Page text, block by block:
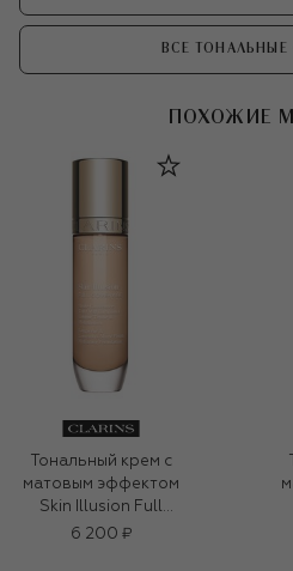
ВСЕ ТОНАЛЬНЫЕ
ПОХОЖИЕ
Тональный крем с
матовым эффектом
Skin Illusion Full
Coverage, оттенок
6 200 ₽